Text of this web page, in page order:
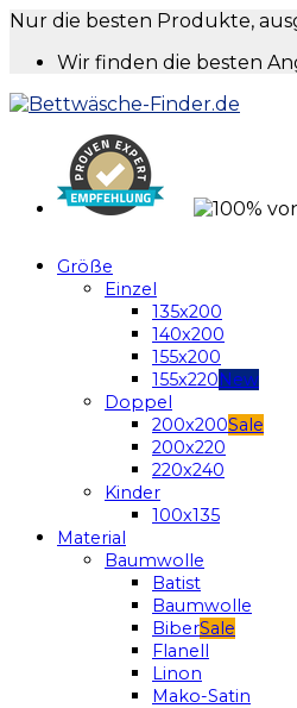
Nur die besten Produkte,
Wir finden die besten
Größe
Einzel
135x200
140x200
155x200
155x220
Doppel
200x200
200x220
220x240
Kinder
100x135
Material
Baumwolle
Batist
Baumwolle
Biber
Flanell
Linon
Mako-Satin